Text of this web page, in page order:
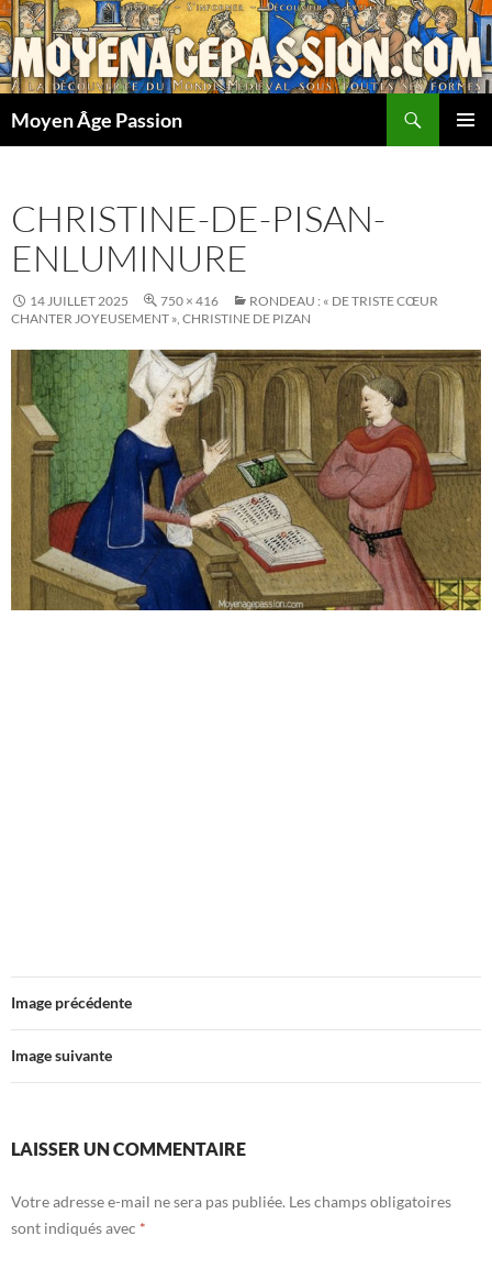
Aller
au
contenu
Moyen Âge Passion
CHRISTINE-DE-PISAN-
ENLUMINURE
14 JUILLET 2025 750 × 416
RONDEAU : « DE TRISTE CŒUR
CHANTER JOYEUSEMENT », CHRISTINE DE PIZAN
Image précédente
Image suivante
LAISSER UN COMMENTAIRE
Votre adresse e-mail ne sera pas publiée. Les champs obligatoires
sont indiqués avec *